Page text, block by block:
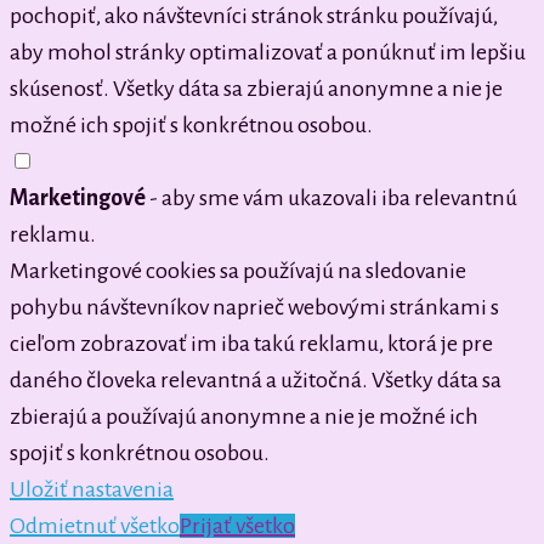
pochopiť, ako návštevníci stránok stránku používajú,
aby mohol stránky optimalizovať a ponúknuť im lepšiu
skúsenosť. Všetky dáta sa zbierajú anonymne a nie je
možné ich spojiť s konkrétnou osobou.
Marketingové - aby sme vám ukazovali iba relevantnú
reklamu.
Marketingové cookies sa používajú na sledovanie
pohybu návštevníkov naprieč webovými stránkami s
cieľom zobrazovať im iba takú reklamu, ktorá je pre
daného človeka relevantná a užitočná. Všetky dáta sa
zbierajú a používajú anonymne a nie je možné ich
spojiť s konkrétnou osobou.
Uložiť nastavenia
Odmietnuť všetkoPrijať všetko